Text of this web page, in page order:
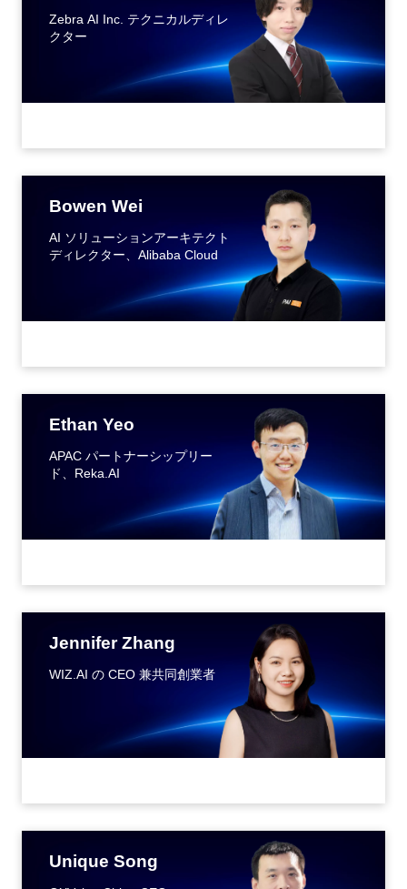
Zebra AI Inc. テクニカルディレ
クター
Bowen Wei
AI ソリューションアーキテクト
ディレクター、Alibaba Cloud
Ethan Yeo
APAC パートナーシップリー
ド、Reka.AI
Jennifer Zhang
WIZ.AI の CEO 兼共同創業者
Unique Song